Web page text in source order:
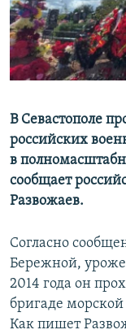
ПОБЕДИТЕЛЕЙ НЕ
ELIFBE
ПРИСОЕДИНЯЙТЕСЬ!
Все сайты RFE/
В Севастополе
российских
в
сообщает
Развожаев.
Согласно
Бережной,
2014 года он
бригаде
Как пишет